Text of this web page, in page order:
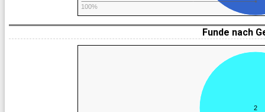
100%
Funde nach
2